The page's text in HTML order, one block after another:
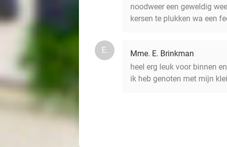
noodweer een geweldig
kersen te plukken wa een
E.
Mme. E. Brinkman
heel erg leuk voor binnen
ik heb genoten met mijn